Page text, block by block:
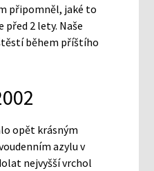
připomněl, jaké to
před 2 lety. Naše
během příštího
opět krásným
azylu v
nejvyšší vrchol